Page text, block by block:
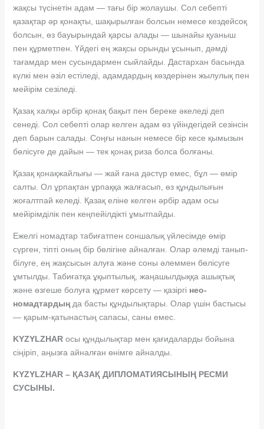
жақсы түсінетін адам — тағы бір жолаушы. Сол себепті
қазақтар әр қонақты, шақырылған болсын немесе кездейсоқ
болсын, өз бауырындай қарсы алады — шынайы қуаныш
пен құрметпен. Үйдегі ең жақсы орынды ұсынып, дәмді
тағамдар мен сусындармен сыйлайды. Дастархан басында
күлкі мен әзіл естіледі, адамдардың көздерінен жылулық пен
мейірім сезіледі.
Қазақ халқы әрбір қонақ бақыт пен береке әкеледі деп
сенеді. Сол себепті олар келген адам өз үйіндегідей сезінсін
деп барын салады. Соңғы нанын немесе бір кесе қымызын
бөлісуге де дайын — тек қонақ риза болса болғаны.
Қазақ қонақжайлығы — жай ғана дәстүр емес, бұл — өмір
салты. Ол ұрпақтан ұрпаққа жалғасып, өз құндылығын
жоғалтпай келеді. Қазақ еліне келген әрбір адам осы
мейірімділік пен кеңпейілдікті ұмытпайды.
Ежелгі номадтар табиғатпен соншалық үйлесімде өмір
сүрген, тіпті оның бір бөлігіне айналған. Олар әлемді танып-
білуге, ең жақсысын алуға және соны әлеммен бөлісуге
ұмтылды. Табиғатқа ұқыптылық, жаңашылдыққа ашықтық
және өзгеше болуға құрмет көрсету — қазіргі нео-
номадтардыңда басты құндылықтары. Олар үшін бастысы
— қарым-қатынастың сапасы, саны емес.
KYZYLZHARосы құндылықтар мен қағидаларды бойына
сіңіріп, аңызға айналған өнімге айналды.
KYZYLZHAR – ҚАЗАҚ ДИПЛОМАТИЯСЫНЫҢ РЕСМИ
СУСЫНЫ.